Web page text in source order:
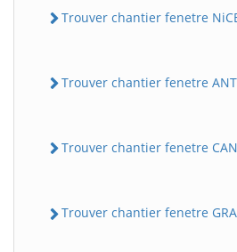
Trouver chantier fenetre
Trouver chantier fenetre
Trouver chantier fenetre
Trouver chantier fenetre